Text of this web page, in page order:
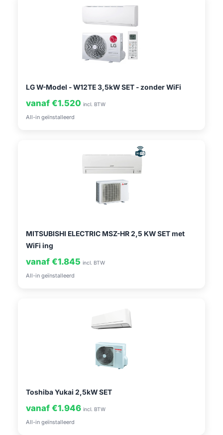
LG W-Model - W12TE 3,5kW SET - zonder WiFi
vanaf €1.520 incl. BTW
All-in geïnstalleerd
MITSUBISHI ELECTRIC MSZ-HR 2,5 KW SET met
WiFi ing
vanaf €1.845 incl. BTW
All-in geïnstalleerd
Toshiba Yukai 2,5kW SET
vanaf €1.946 incl. BTW
All-in geïnstalleerd